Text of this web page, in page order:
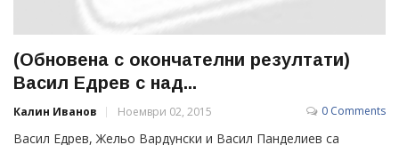
(Обновена с окончателни резултати)
Васил Едрев с над...
Калин Иванов Ноември 02, 2015 0 Comments
Васил Едрев, Жельо Вардунски и Васил Панделиев са